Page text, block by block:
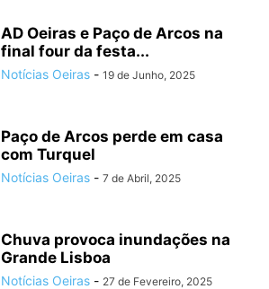
AD Oeiras e Paço de Arcos na
final four da festa...
Notícias Oeiras - 19 de Junho, 2025
Paço de Arcos perde em casa
com Turquel
Notícias Oeiras - 7 de Abril, 2025
Chuva provoca inundações na
Grande Lisboa
Notícias Oeiras - 27 de Fevereiro, 2025